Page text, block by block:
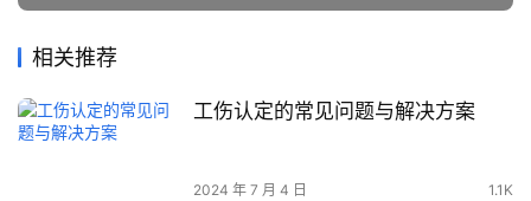
相关推荐
工伤认定的常见问题与解决方案
2024 年 7 月 4 日 1.1K